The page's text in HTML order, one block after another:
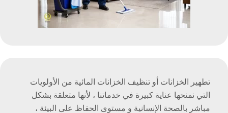
تطهير الخزانات أو تنظيف الخزانات المائية من الأولويات
التي نمنحها عناية كبيرة في خدماتنا ، لأنها متعلقة بشكل
مباشر بالصحة الإنسانية و مستوى الحفاظ على البيئة ،